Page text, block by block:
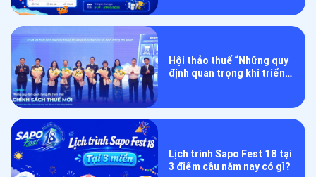
Hội thảo thuế “Những quy
định quan trọng khi triển
Lịch trình Sapo Fest 18 tại
3 điểm cầu năm nay có gì?